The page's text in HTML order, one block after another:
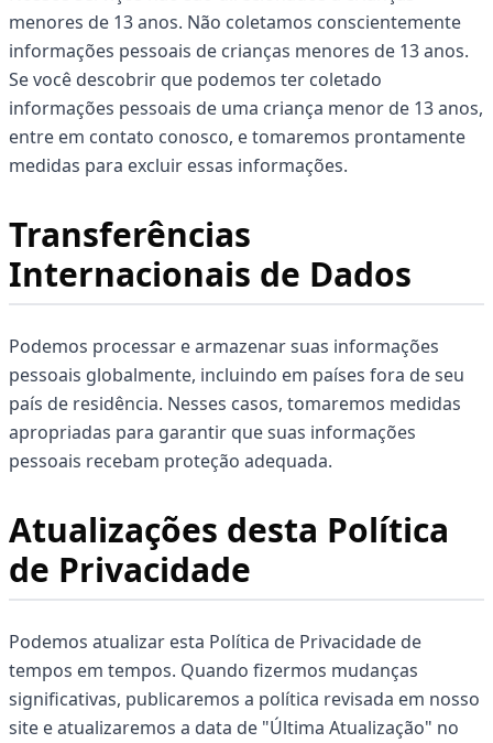
menores de 13 anos. Não coletamos conscientemente
informações pessoais de crianças menores de 13 anos.
Se você descobrir que podemos ter coletado
informações pessoais de uma criança menor de 13 anos,
entre em contato conosco, e tomaremos prontamente
medidas para excluir essas informações.
Transferências
Internacionais de Dados
Podemos processar e armazenar suas informações
pessoais globalmente, incluindo em países fora de seu
país de residência. Nesses casos, tomaremos medidas
apropriadas para garantir que suas informações
pessoais recebam proteção adequada.
Atualizações desta Política
de Privacidade
Podemos atualizar esta Política de Privacidade de
tempos em tempos. Quando fizermos mudanças
significativas, publicaremos a política revisada em nosso
site e atualizaremos a data de "Última Atualização" no